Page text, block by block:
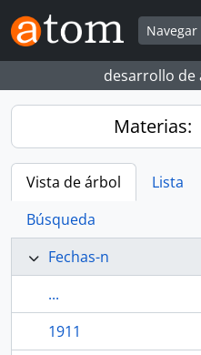
Skip to main content
Navegar
desarrollo de
Materias:
Vista de árbol
Lista
Búsqueda
Fechas-n
...
1911